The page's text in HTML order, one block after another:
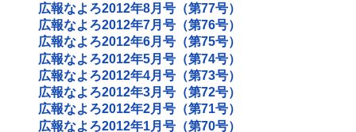
広報なよろ2012年8月号（第77号）
広報なよろ2012年7月号（第76号）
広報なよろ2012年6月号（第75号）
広報なよろ2012年5月号（第74号）
広報なよろ2012年4月号（第73号）
広報なよろ2012年3月号（第72号）
広報なよろ2012年2月号（第71号）
広報なよろ2012年1月号（第70号）